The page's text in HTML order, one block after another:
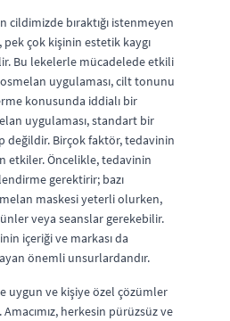
cildimizde bıraktığı istenmeyen
çok kişinin estetik kaygı
Bu lekelerle mücadelede etkili
uygulaması, cilt tonunu
konusunda iddialı bir
uygulaması, standart bir
değildir. Birçok faktör, tedavinin
etkiler. Öncelikle, tedavinin
gerektirir; bazı
maskesi yeterli olurken,
veya seanslar gerekebilir.
içeriği ve markası da
önemli unsurlardandır.
uygun ve kişiye özel çözümler
herkesin pürüzsüz ve